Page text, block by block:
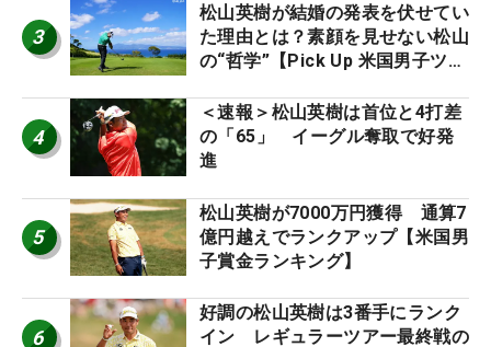
3
松山英樹が結婚の発表を伏せてい
た理由とは？素顔を見せない松山
の“哲学”【Pick Up 米国男子ツア
4
＜速報＞松山英樹は首位と4打差
の「65」 イーグル奪取で好発
進
5
松山英樹が7000万円獲得 通算7
億円越えでランクアップ【米国男
子賞金ランキング】
6
好調の松山英樹は3番手にランク
イン レギュラーツアー最終戦の